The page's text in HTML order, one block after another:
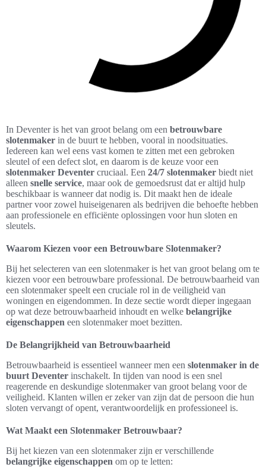
In Deventer is het van groot belang om een betrouwbare
slotenmaker in de buurt te hebben, vooral in noodsituaties.
Iedereen kan wel eens vast komen te zitten met een gebroken
sleutel of een defect slot, en daarom is de keuze voor een
slotenmaker Deventer cruciaal. Een 24/7 slotenmaker biedt niet
alleen snelle service, maar ook de gemoedsrust dat er altijd hulp
beschikbaar is wanneer dat nodig is. Dit maakt hen de ideale
partner voor zowel huiseigenaren als bedrijven die behoefte hebben
aan professionele en efficiënte oplossingen voor hun sloten en
sleutels.
Waarom Kiezen voor een Betrouwbare Slotenmaker?
Bij het selecteren van een slotenmaker is het van groot belang om te
kiezen voor een betrouwbare professional. De betrouwbaarheid van
een slotenmaker speelt een cruciale rol in de veiligheid van
woningen en eigendommen. In deze sectie wordt dieper ingegaan
op wat deze betrouwbaarheid inhoudt en welke belangrijke
eigenschappen een slotenmaker moet bezitten.
De Belangrijkheid van Betrouwbaarheid
Betrouwbaarheid is essentieel wanneer men een slotenmaker in de
buurt Deventer inschakelt. In tijden van nood is een snel
reagerende en deskundige slotenmaker van groot belang voor de
veiligheid. Klanten willen er zeker van zijn dat de persoon die hun
sloten vervangt of opent, verantwoordelijk en professioneel is.
Wat Maakt een Slotenmaker Betrouwbaar?
Bij het kiezen van een slotenmaker zijn er verschillende
belangrijke eigenschappen om op te letten: